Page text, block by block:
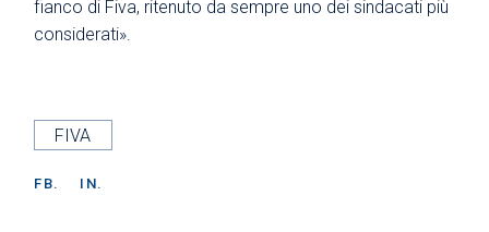
fianco di Fiva, ritenuto da sempre uno dei sindacati più
considerati».
FIVA
FB. IN.